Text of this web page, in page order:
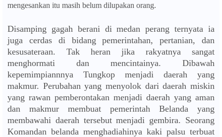
mengesankan itu masih belum dilupakan orang.
Disamping gagah berani di medan perang ternyata ia
juga cerdas di bidang pemerintahan, pertanian, dan
kesusateraan. Tak heran jika rakyatnya sangat
menghormati dan mencintainya. Dibawah
kepemimpiannnya Tungkop menjadi daerah yang
makmur. Perubahan yang menyolok dari daerah miskin
yang rawan pemberontakan menjadi daerah yang aman
dan makmur membuat pemerintah Belanda yang
membawahi daerah tersebut menjadi gembira. Seorang
Komandan belanda menghadiahinya kaki palsu terbuat